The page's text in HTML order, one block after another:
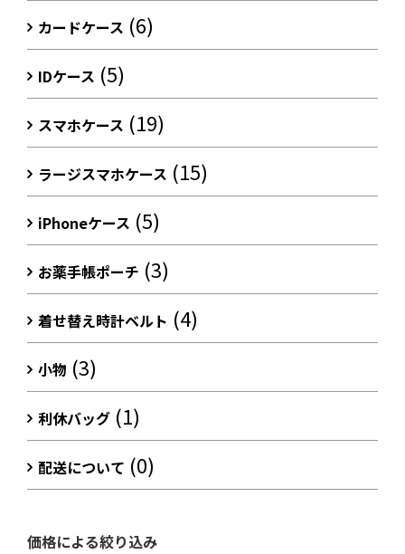
カードケース (6)
IDケース (5)
スマホケース (19)
ラージスマホケース (15)
iPhoneケース (5)
お薬手帳ポーチ (3)
着せ替え時計ベルト (4)
小物 (3)
利休バッグ (1)
配送について (0)
価格による絞り込み